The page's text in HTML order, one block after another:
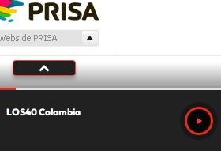
LOS40 Colombia